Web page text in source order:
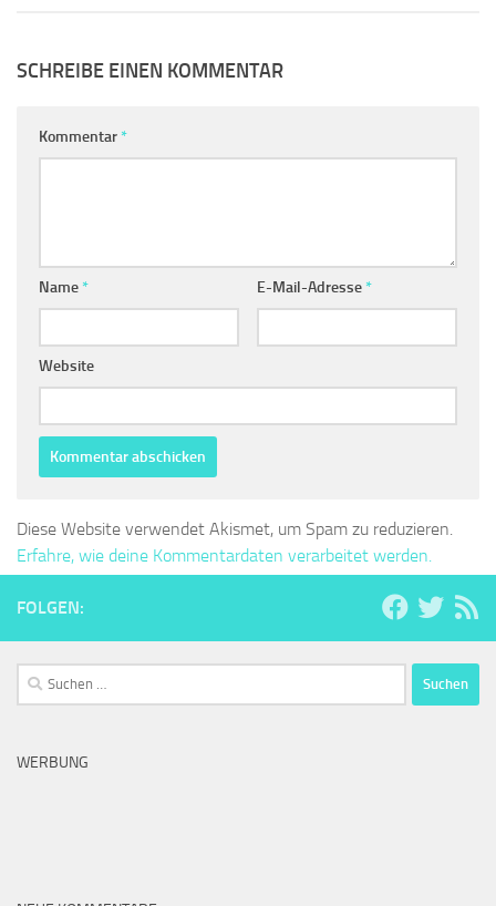
SCHREIBE EINEN KOMMENTAR
Kommentar*
Name* E-Mail-Adresse*
Website
Diese Website verwendet Akismet, um Spam zu reduzieren.
Erfahre, wie deine Kommentardaten verarbeitet werden.
FOLGEN:
Suchen
nach:
WERBUNG